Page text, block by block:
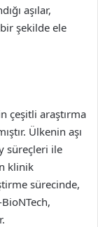
aşılar,
şekilde ele
çeşitli araştırma
Ülkenin aşı
süreçleri ile
klinik
sürecinde,